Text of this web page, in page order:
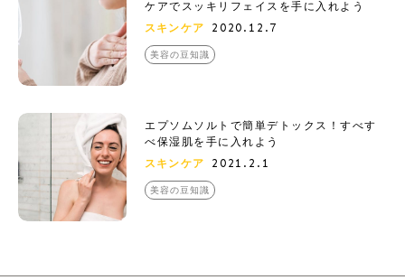
ケアでスッキリフェイスを手に入れよう
スキンケア
2020.12.7
美容の豆知識
エプソムソルトで簡単デトックス！すべす
べ保湿肌を手に入れよう
スキンケア
2021.2.1
美容の豆知識